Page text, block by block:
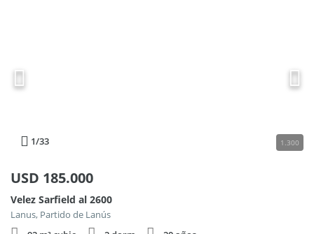
1/33 1.300
USD 185.000
Velez Sarfield al 2600
Lanus, Partido de Lanús